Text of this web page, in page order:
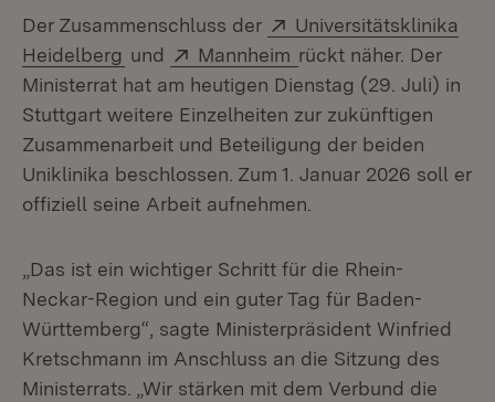
Der Zusammenschluss der Extern:
Universitätsklinika
Heidelberg (Öffnet in neuem Fenster)
und Extern:
Mannheim (Öffnet in neuem
rückt näher. Der
Ministerrat hat am heutigen Dienstag (29. Juli) in
Stuttgart weitere Einzelheiten zur zukünftigen
Zusammenarbeit und Beteiligung der beiden
Uniklinika beschlossen. Zum 1. Januar 2026 soll er
offiziell seine Arbeit aufnehmen.
„Das ist ein wichtiger Schritt für die Rhein-
Neckar-Region und ein guter Tag für Baden-
Württemberg“, sagte Ministerpräsident Winfried
Kretschmann im Anschluss an die Sitzung des
Ministerrats. „Wir stärken mit dem Verbund die